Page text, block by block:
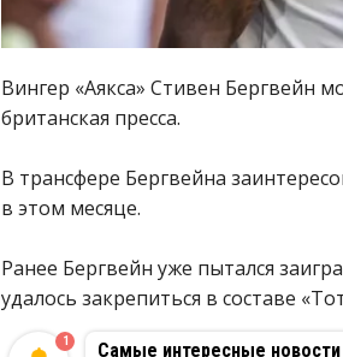
Вингер «Аякса» Стивен Бергвейн
британская пресса.
В трансфере Бергвейна
в этом месяце.
Ранее Бергвейн уже пытался
удалось закрепиться в составе
Самые интересные
1